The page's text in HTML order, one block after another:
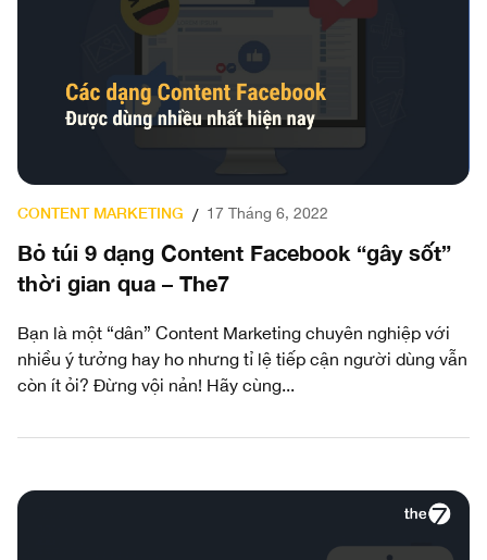
CONTENT MARKETING / 17 Tháng 6, 2022
Bỏ túi 9 dạng Content Facebook “gây sốt”
thời gian qua – The7
Bạn là một “dân” Content Marketing chuyên nghiệp với
nhiều ý tưởng hay ho nhưng tỉ lệ tiếp cận người dùng vẫn
còn ít ỏi? Đừng vội nản! Hãy cùng...